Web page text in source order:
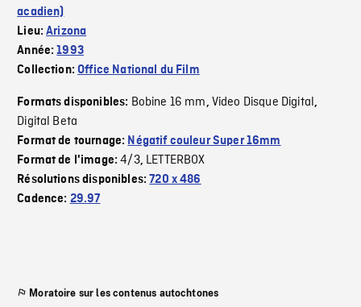
acadien)
Lieu:Arizona
Année:1993
Collection:Office National du Film
Formats disponibles: Bobine 16 mm, Video Disque Digital,
Digital Beta
Format de tournage: Négatif couleur Super 16mm
Format de l'image:4/3, LETTERBOX
Résolutions disponibles:720 x 486
Cadence: 29.97
Moratoire sur les contenus autochtones